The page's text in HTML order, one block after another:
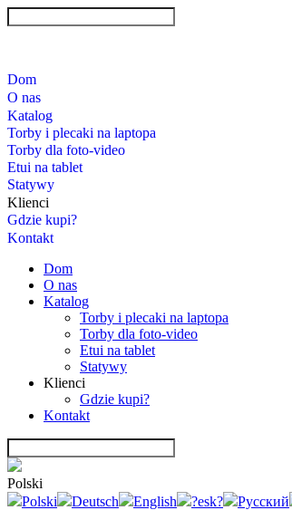
Dom
O nas
Katalog
Torby i plecaki na laptopa
Torby dla foto-video
Etui na tablet
Statywy
Klienci
Gdzie kupi?
Kontakt
Dom
O nas
Katalog
Torby i plecaki na laptopa
Torby dla foto-video
Etui na tablet
Statywy
Klienci
Gdzie kupi?
Kontakt
Polski
Polski
Deutsch English ?esk? Русский